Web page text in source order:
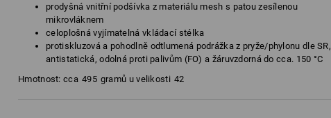
prodyšná vnitřní podšívka z materiálu mesh s patou zesílenou
mikrovláknem
celoplošná vyjímatelná vkládací stélka
protiskluzová a pohodlně odtlumená podrážka z pryže/phylonu dle SR,
antistatická, odolná proti palivům (FO) a žáruvzdorná do cca. 150 °C
Hmotnost: cca 495 gramů u velikosti 42